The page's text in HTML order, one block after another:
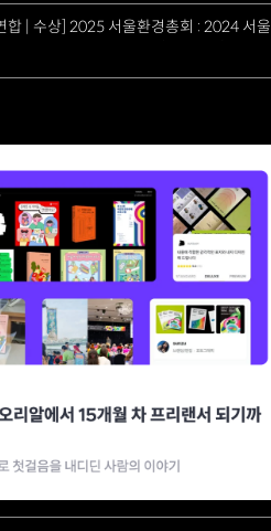
합 | 수상] 2025 서울환경총회 : 2024 서울